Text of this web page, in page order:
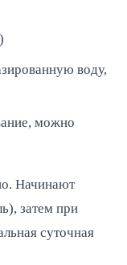
воду,
можно
Начинают
затем при
суточная